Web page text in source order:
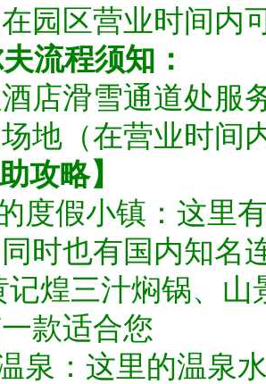
园区营业时间内
流程须知：
店滑雪通道处服
地（在营业时间
攻略】
度假小镇：这里
时也有国内知名
记煌三汁焖锅、
款适合您
泉：这里的温泉